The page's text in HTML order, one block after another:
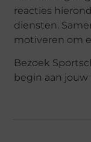
reacties
diensten.
motiveren om
Bezoek
begin aan